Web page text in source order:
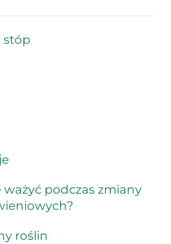
stóp
ważyć podczas zmiany
roślin